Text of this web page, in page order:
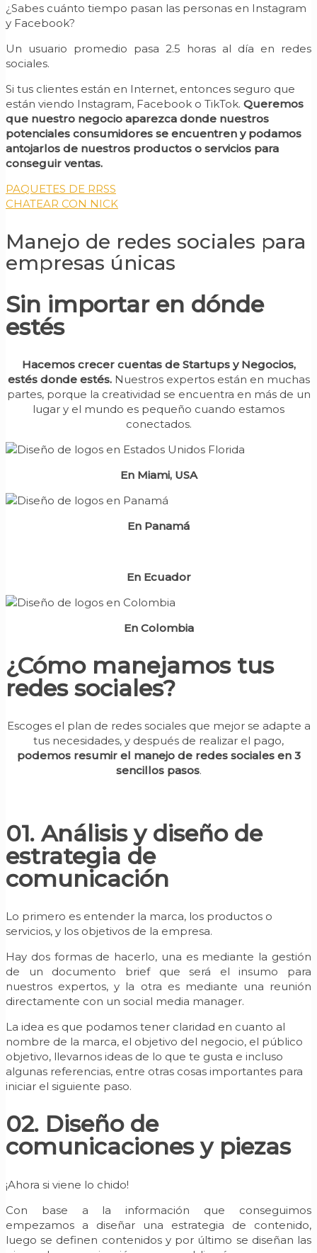
¿Sabes cuánto tiempo pasan las personas en Instagram
y Facebook?
Un usuario promedio pasa 2.5 horas al día en redes
sociales.
Si tus clientes están en Internet, entonces seguro que
están viendo Instagram, Facebook o TikTok. Queremos
que nuestro negocio aparezca donde nuestros
potenciales consumidores se encuentren y podamos
antojarlos de nuestros productos o servicios para
conseguir ventas.
PAQUETES DE RRSS
CHATEAR CON NICK
Manejo de redes sociales para
empresas únicas
Sin importar en dónde
estés
Hacemos crecer cuentas de Startups y Negocios,
estés donde estés. Nuestros expertos están en muchas
partes, porque la creatividad se encuentra en más de un
lugar y el mundo es pequeño cuando estamos
conectados.
En Miami, USA
En Panamá
En Ecuador
En Colombia
¿Cómo manejamos tus
redes sociales?
Escoges el plan de redes sociales que mejor se adapte a
tus necesidades, y después de realizar el pago,
podemos resumir el manejo de redes sociales en 3
sencillos pasos.
01. Análisis y diseño de
estrategia de
comunicación
Lo primero es entender la marca, los productos o
servicios, y los objetivos de la empresa.
Hay dos formas de hacerlo, una es mediante la gestión
de un documento brief que será el insumo para
nuestros expertos, y la otra es mediante una reunión
directamente con un social media manager.
La idea es que podamos tener claridad en cuanto al
nombre de la marca, el objetivo del negocio, el público
objetivo, llevarnos ideas de lo que te gusta e incluso
algunas referencias, entre otras cosas importantes para
iniciar el siguiente paso.
02. Diseño de
comunicaciones y piezas
¡Ahora si viene lo chido!
Con base a la información que conseguimos
empezamos a diseñar una estrategia de contenido,
luego se definen contenidos y por último se diseñan las